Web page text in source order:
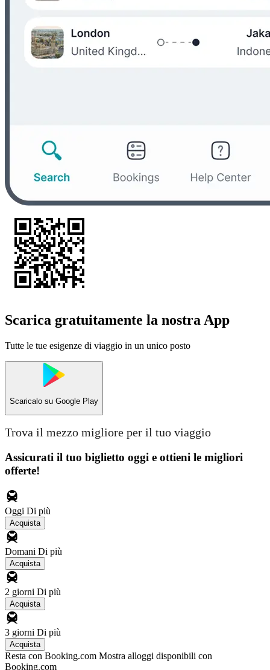
Scarica gratuitamente la nostra App
Tutte le tue esigenze di viaggio in un unico posto
Scaricalo su Google Play
Trova il mezzo migliore per il tuo viaggio
Assicurati il ​​tuo biglietto oggi e ottieni le migliori
offerte!
Oggi Di più
Acquista
Domani Di più
Acquista
2 giorni Di più
Acquista
3 giorni Di più
Acquista
Resta con Booking.com Mostra alloggi disponibili con
Booking.com